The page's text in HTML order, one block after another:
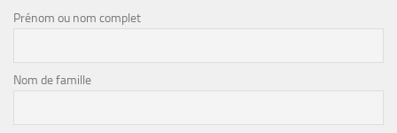
Prénom ou nom complet
Nom de famille